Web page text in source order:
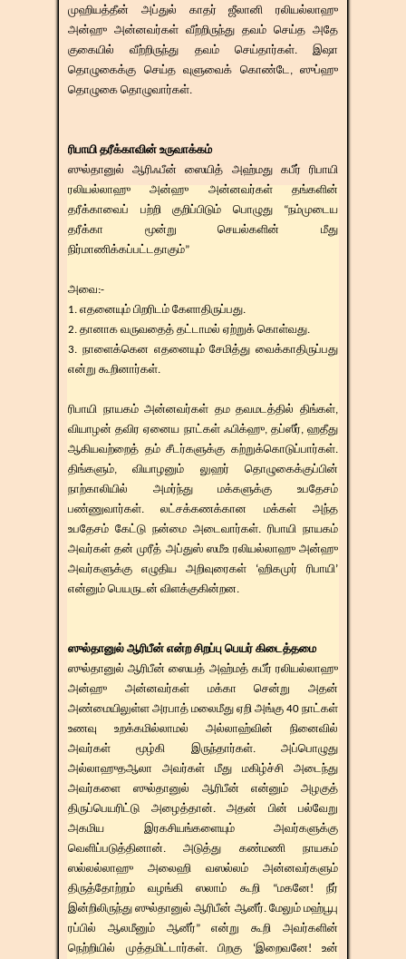
முஹியத்தீன் அப்துல் காதர் ஜீலானி ரலியல்லாஹு
அன்ஹு அன்னவர்கள் வீற்றிருந்து தவம் செய்த அதே
குகையில் வீற்றிருந்து தவம் செய்தார்கள். இஷா
தொழுகைக்கு செய்த வுளுவைக் கொண்டே, ஸுப்ஹு
தொழுகை தொழுவார்கள்.
ரிபாயி தரீக்காவின் உருவாக்கம்
ஸுல்தானுல் ஆரிஃபீன் ஸையித் அஹ்மது கபீர் ரிபாயி
ரலியல்லாஹு அன்ஹு அன்னவர்கள் தங்களின்
தரீக்காவைப் பற்றி குறிப்பிடும் பொழுது “நம்முடைய
தரீக்கா மூன்று செயல்களின் மீது
நிர்மாணிக்கப்பட்டதாகும்”
அவை:-
1. எதனையும் பிறரிடம் கேளாதிருப்பது.
2. தானாக வருவதைத் தட்டாமல் ஏற்றுக் கொள்வது.
3. நாளைக்கென எதனையும் சேமித்து வைக்காதிருப்பது
என்று கூறினார்கள்.
ரிபாயி நாயகம் அன்னவர்கள் தம தவமடத்தில் திங்கள்,
வியாழன் தவிர ஏனைய நாட்கள் ஃபிக்ஹு, தப்ஸீர், ஹதீது
ஆகியவற்றைத் தம் சீடர்களுக்கு கற்றுக்கொடுப்பார்கள்.
திங்களும், வியாழனும் லுஹர் தொழுகைக்குப்பின்
நாற்காலியில் அமர்ந்து மக்களுக்கு உபதேசம்
பண்ணுவார்கள். லட்சக்கணக்கான மக்கள் அந்த
உபதேசம் கேட்டு நன்மை அடைவார்கள். ரிபாயி நாயகம்
அவர்கள் தன் முரீத் அப்துஸ் ஸமீஉ ரலியல்லாஹு அன்ஹு
அவர்களுக்கு எழுதிய அறிவுரைகள் ‘ஹிகமுர் ரிபாயி’
என்னும் பெயருடன் விளக்குகின்றன.
ஸுல்தானுல் ஆரிபீன் என்ற சிறப்பு பெயர் கிடைத்தமை
ஸுல்தானுல் ஆரிபீன் ஸையத் அஹ்மத் கபீர் ரலியல்லாஹு
அன்ஹு அன்னவர்கள் மக்கா சென்று அதன்
அண்மையிலுள்ள அரபாத் மலைமீது ஏறி அங்கு 40 நாட்கள்
உணவு உறக்கமில்லாமல் அல்லாஹ்வின் நினைவில்
அவர்கள் மூழ்கி இருந்தார்கள். அப்பொழுது
அல்லாஹுதஆலா அவர்கள் மீது மகிழ்ச்சி அடைந்து
அவர்களை ஸுல்தானுல் ஆரிபீன் என்னும் அழகுத்
திருப்பெயரிட்டு அழைத்தான். அதன் பின் பல்வேறு
அகமிய இரகசியங்களையும் அவர்களுக்கு
வெளிப்படுத்தினான். அடுத்து கண்மணி நாயகம்
ஸல்லல்லாஹு அலைஹி வஸல்லம் அன்னவர்களும்
திருத்தோற்றம் வழங்கி ஸலாம் கூறி “மகனே! நீர்
இன்றிலிருந்து ஸுல்தானுல் ஆரிபீன் ஆனீர். மேலும் மஹ்பூபு
ரப்பில் ஆலமீனும் ஆனீர்” என்று கூறி அவர்களின்
நெற்றியில் முத்தமிட்டார்கள். பிறகு ‘இறைவனே! உன்